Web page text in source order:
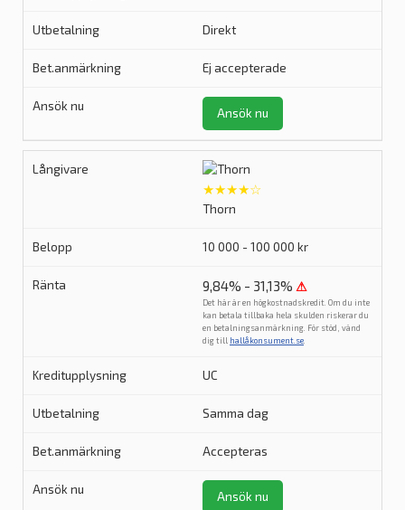
Direkt
Ej accepterade
Ansök nu
★★★★☆
Thorn
10 000 - 100 000 kr
9,84% - 31,13% ⚠
Det här är en högkostnadskredit. Om du inte
kan betala tillbaka hela skulden riskerar du
en betalningsanmärkning. För stöd, vänd
dig till hallåkonsument.se
UC
Samma dag
Accepteras
Ansök nu